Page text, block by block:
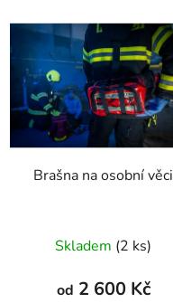
p
r
o
u
k
V
ý
p
s
p
r
Brašna na osobní věci
hodnocení
produktu
Skladem (2 ks)
od 2 600 Kč